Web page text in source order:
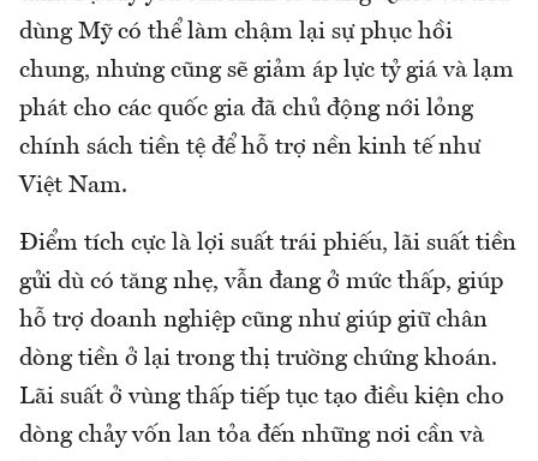
dùng Mỹ có thể làm chậm lại sự phục hồi
chung, nhưng cũng sẽ giảm áp lực tỷ giá và lạm
phát cho các quốc gia đã chủ động nới lỏng
chính sách tiền tệ để hỗ trợ nền kinh tế như
Việt Nam.
Điểm tích cực là lợi suất trái phiếu, lãi suất tiền
gửi dù có tăng nhẹ, vẫn đang ở mức thấp, giúp
hỗ trợ doanh nghiệp cũng như giúp giữ chân
dòng tiền ở lại trong thị trường chứng khoán.
Lãi suất ở vùng thấp tiếp tục tạo điều kiện cho
dòng chảy vốn lan tỏa đến những nơi cần và